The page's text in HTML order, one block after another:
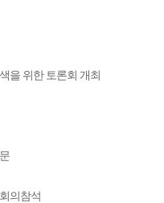
을 위한 토론회 개최
의참석